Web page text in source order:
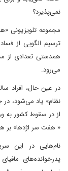
نمی‌پذیرد؟
مجموعه تلویزیونی
ترسیم الگویی از
همدستی تعدادی از
می‌رود.
در عین حال، افراد
نظام» یاد می‌شود،
از در سقوط کشور به
« هفت سر اژدها» بر
نام‌هایی در این
پدرخوانده‌های